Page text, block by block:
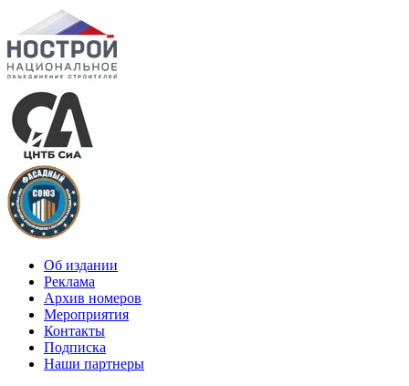
Об издании
Реклама
Архив номеров
Мероприятия
Контакты
Подписка
Наши партнеры